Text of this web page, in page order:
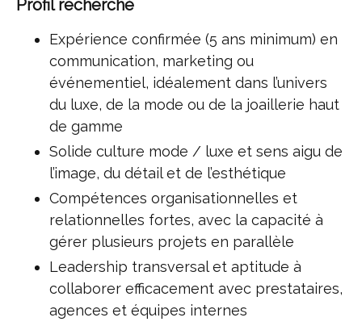
Profil recherché
Expérience confirmée (5 ans minimum) en
communication, marketing ou
événementiel, idéalement dans l’univers
du luxe, de la mode ou de la joaillerie haut
de gamme
Solide culture mode / luxe et sens aigu de
l’image, du détail et de l’esthétique
Compétences organisationnelles et
relationnelles fortes, avec la capacité à
gérer plusieurs projets en parallèle
Leadership transversal et aptitude à
collaborer efficacement avec prestataires,
agences et équipes internes